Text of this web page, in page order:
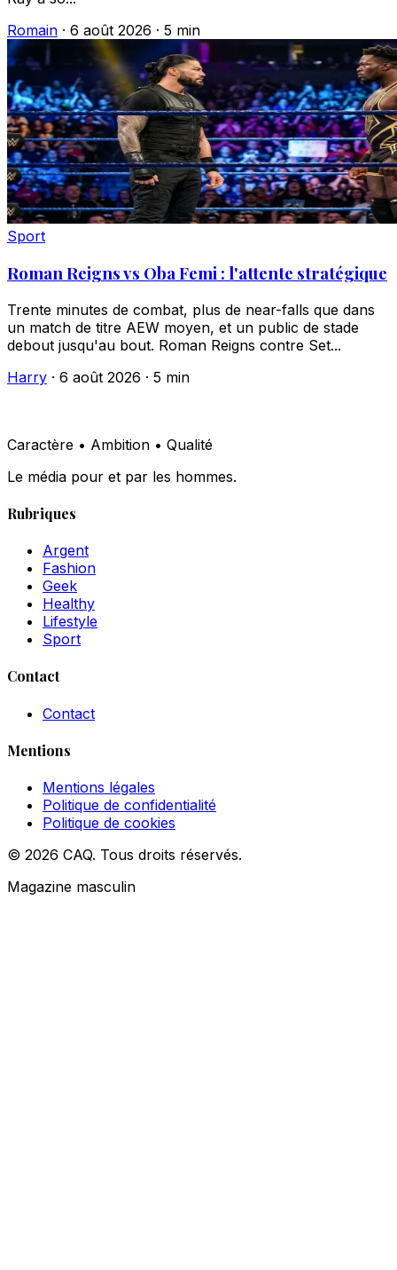
Romain · 6 août 2026 · 5 min
Sport
Roman Reigns vs Oba Femi : l'attente stratégique
Trente minutes de combat, plus de near-falls que dans
un match de titre AEW moyen, et un public de stade
debout jusqu'au bout. Roman Reigns contre Set...
Harry · 6 août 2026 · 5 min
Caractère • Ambition • Qualité
Le média pour et par les hommes.
Rubriques
Argent
Fashion
Geek
Healthy
Lifestyle
Sport
Contact
Contact
Mentions
Mentions légales
Politique de confidentialité
Politique de cookies
© 2026 CAQ. Tous droits réservés.
Magazine masculin